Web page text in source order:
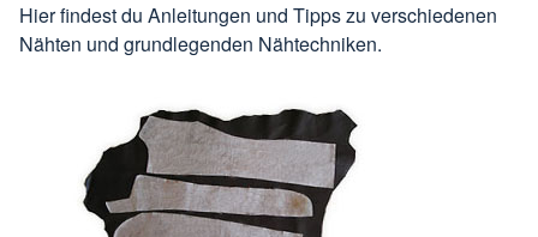
Hier findest du Anleitungen und Tipps zu verschiedenen
Nähten und grundlegenden Nähtechniken.